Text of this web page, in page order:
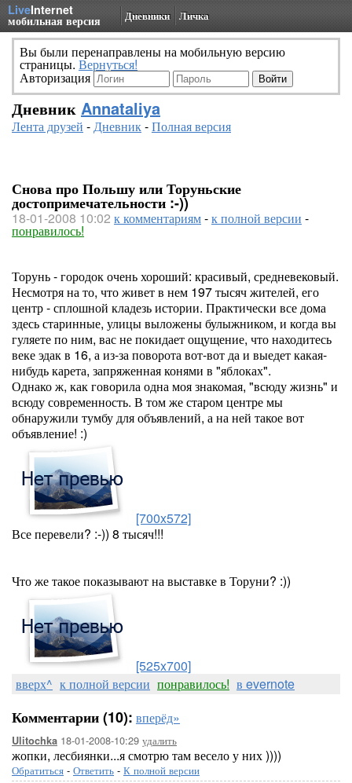
LiveInternet
мобильная версия Дневники Личка
Вы были перенаправлены на мобильную версию
страницы. Вернуться!
Авторизация
Дневник Annataliya
Лента друзей -Дневник-Полная версия
Снова про Польшу или Торуньские
достопримечательности :-))
18-01-2008 10:02 к комментариям-к полной версии -
понравилось!
Торунь - городок очень хороший: красивый, средневековый.
Несмотря на то, что живет в нем 197 тысяч жителей, его
центр - сплошной кладезь истории. Практически все дома
здесь старинные, улицы выложены булыжником, и когда вы
гуляете по ним, вас не покидает ощущение, что находитесь
веке эдак в 16, а из-за поворота вот-вот да и выедет какая-
нибудь карета, запряженная конями в "яблоках".
Однако ж, как говорила одна моя знакомая, "всюду жизнь" и
всюду современность. В том же старом центре мы
обнаружили тумбу для объявлений, а на ней такое вот
объявление! :)
[700x572]
Все перевели? :-)) 8 тысяч!!!
Что же такое показывают на выставке в Торуни? :))
[525x700]
вверх^ к полной версии понравилось! в evernote
Комментарии (10): вперёд»
Ulitochka 18-01-2008-10:29 удалить
жопки, лесбиянки...я смотрю там весело у них ))))
Обратиться - Ответить - К полной версии